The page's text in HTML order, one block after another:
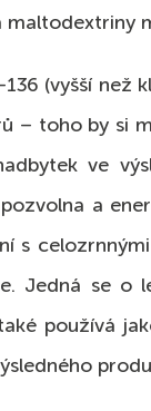
maltodextriny
(vyšší
– toho by
ve
a
s
Jedná se o
používá